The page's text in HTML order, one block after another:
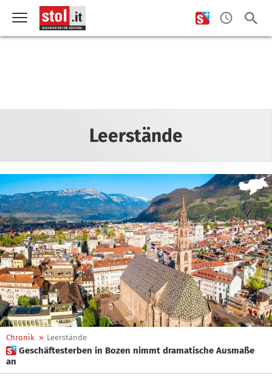
Leerstände
Chronik » Leerstände
 Geschäftesterben in Bozen nimmt dramatische Ausmaße
an